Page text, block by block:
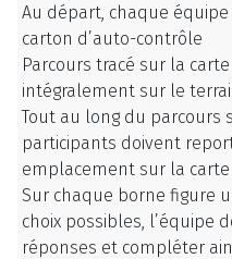
Au départ, chaque
carton d’auto-contrôle
Parcours tracé sur la
intégralement sur le
Tout au long du parcours
participants doivent
emplacement sur la carte
Sur chaque borne figure
choix possibles, l’équipe
réponses et compléter